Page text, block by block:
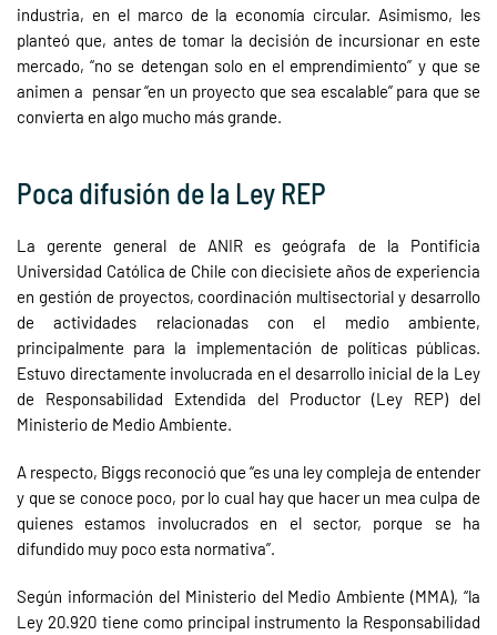
industria, en el marco de la economía circular. Asimismo, les
planteó que, antes de tomar la decisión de incursionar en este
mercado, “no se detengan solo en el emprendimiento” y que se
animen a pensar “en un proyecto que sea escalable” para que se
convierta en algo mucho más grande.
Poca difusión de la Ley REP
La gerente general de ANIR es geógrafa de la Pontificia
Universidad Católica de Chile con diecisiete años de experiencia
en gestión de proyectos, coordinación multisectorial y desarrollo
de actividades relacionadas con el medio ambiente,
principalmente para la implementación de políticas públicas.
Estuvo directamente involucrada en el desarrollo inicial de la Ley
de Responsabilidad Extendida del Productor (Ley REP) del
Ministerio de Medio Ambiente.
A respecto, Biggs reconoció que “es una ley compleja de entender
y que se conoce poco, por lo cual hay que hacer un mea culpa de
quienes estamos involucrados en el sector, porque se ha
difundido muy poco esta normativa”.
Según información del Ministerio del Medio Ambiente (MMA), “la
Ley 20.920 tiene como principal instrumento la Responsabilidad